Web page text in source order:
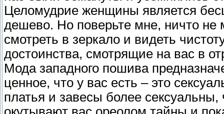
Целомудрие женщины является
дешево. Но поверьте мне, ничто не
смотреть в зеркало и видеть
достоинства, смотрящие на вас в
Мода западного пошива
ценное, что у вас есть – это
платья и завесы более